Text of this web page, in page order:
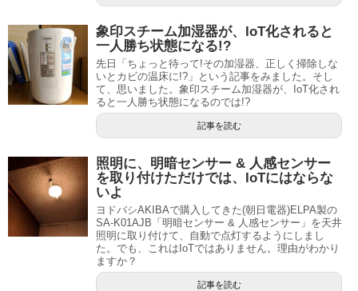
象印スチーム加湿器が、IoT化されると
一人勝ち状態になる!?
先日「ちょっと待って!その加湿器、正しく掃除しな
いとカビの温床に!?」という記事をみました。そし
て、思いました。象印スチーム加湿器が、IoT化され
ると一人勝ち状態になるのでは!?
記事を読む
照明に、明暗センサー & 人感センサー
を取り付けただけでは、IoTにはならな
いよ
ヨドバシAKIBAで購入してきた(朝日電器)ELPA製の
SA-K01AJB「明暗センサー & 人感センサー」を天井
照明に取り付けて、自動で点灯するようにしまし
た。でも、これはIoTではありません。理由がわかり
ますか？
記事を読む